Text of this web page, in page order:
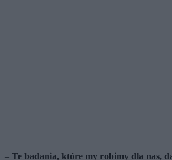
– Te badania, które my robimy dla nas,